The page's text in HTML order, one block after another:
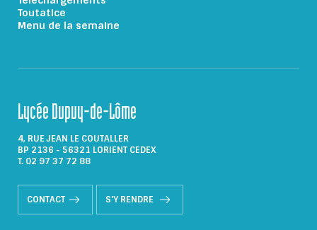
Toutatice
Menu de la semaine
Lycée Dupuy-de-Lôme
4, RUE JEAN LE COUTALLER
BP 2136 - 56321 LORIENT CEDEX
T. 02 97 37 72 88
CONTACT S'Y RENDRE